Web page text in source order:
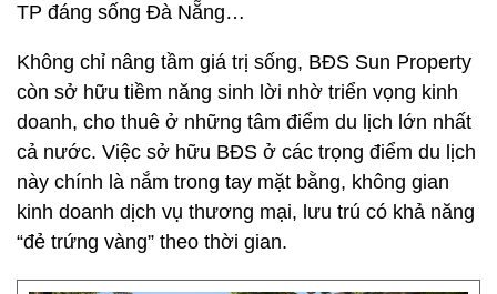
TP đáng sống Đà Nẵng…
Không chỉ nâng tầm giá trị sống, BĐS Sun Property
còn sở hữu tiềm năng sinh lời nhờ triển vọng kinh
doanh, cho thuê ở những tâm điểm du lịch lớn nhất
cả nước. Việc sở hữu BĐS ở các trọng điểm du lịch
này chính là nắm trong tay mặt bằng, không gian
kinh doanh dịch vụ thương mại, lưu trú có khả năng
“đẻ trứng vàng” theo thời gian.